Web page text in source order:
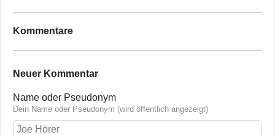
Kommentare
Neuer Kommentar
Name oder Pseudonym
Dein Name oder Pseudonym (wird öffentlich angezeigt)